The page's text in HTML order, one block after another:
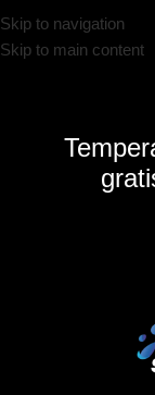
Skip to navigation
Skip to main content